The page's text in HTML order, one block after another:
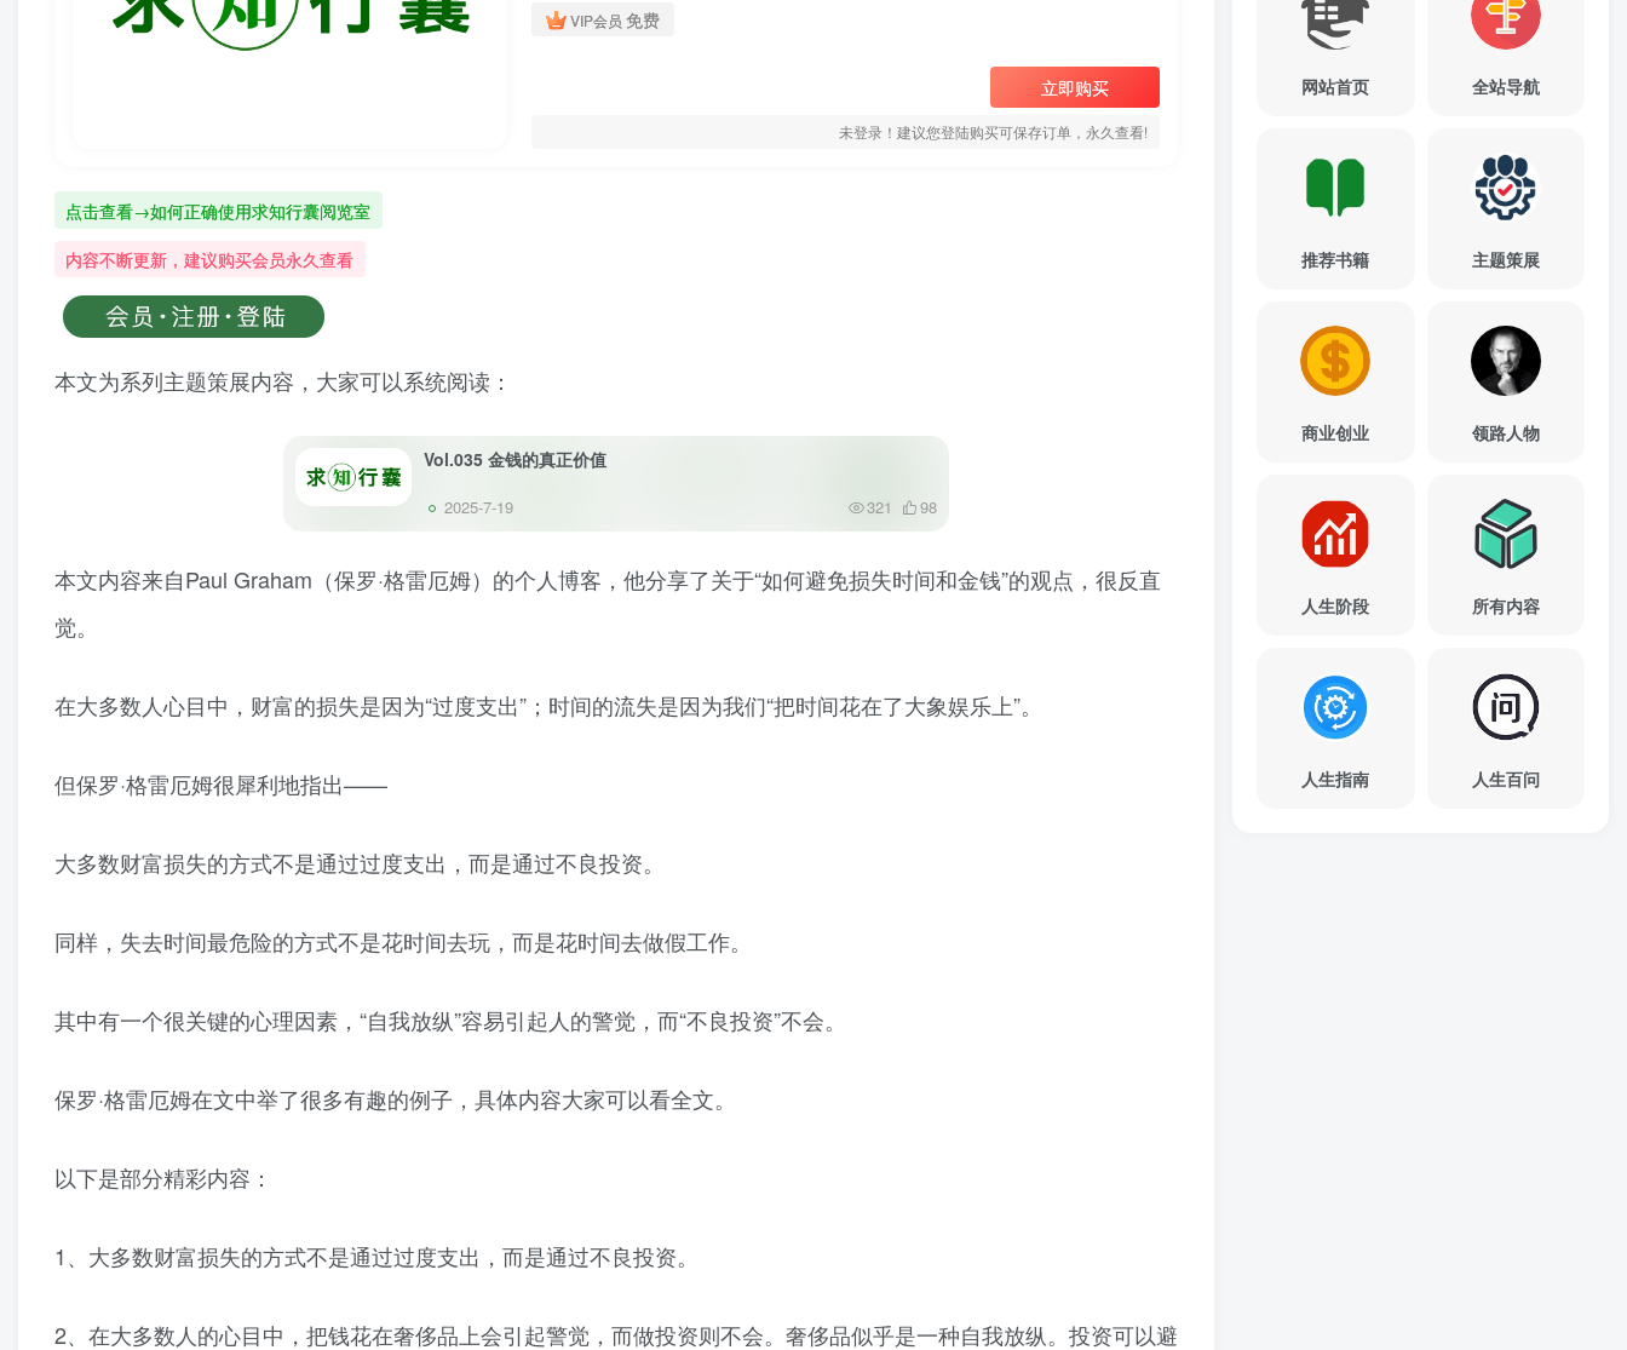
VIP会员 免费
立即购买
未登录！建议您登陆购买可保存订单，永久查看!
点击查看→如何正确使用求知行囊阅览室
内容不断更新，建议购买会员永久查看
本文为系列主题策展内容，大家可以系统阅读：
Vol.035 金钱的真正价值
2025-7-19 321 98
本文内容来自Paul Graham（保罗·格雷厄姆）的个人博客，他分享了关于“如何避免损失时间和金钱”的观点，很反直
觉。
在大多数人心目中，财富的损失是因为“过度支出”；时间的流失是因为我们“把时间花在了大象娱乐上”。
但保罗·格雷厄姆很犀利地指出——
大多数财富损失的方式不是通过过度支出，而是通过不良投资。
同样，失去时间最危险的方式不是花时间去玩，而是花时间去做假工作。
其中有一个很关键的心理因素，“自我放纵”容易引起人的警觉，而“不良投资”不会。
保罗·格雷厄姆在文中举了很多有趣的例子，具体内容大家可以看全文。
以下是部分精彩内容：
1、大多数财富损失的方式不是通过过度支出，而是通过不良投资。
2、在大多数人的心目中，把钱花在奢侈品上会引起警觉，而做投资则不会。奢侈品似乎是一种自我放纵。投资可以避
网站首页 全站导航
推荐书籍 主题策展
商业创业 领路人物
人生阶段 所有内容
人生指南 人生百问